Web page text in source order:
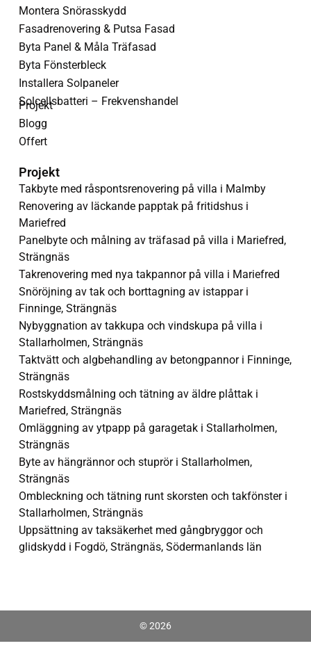
Montera Snörasskydd
Fasadrenovering & Putsa Fasad
Byta Panel & Måla Träfasad
Byta Fönsterbleck
Installera Solpaneler
Solcellsbatteri – Frekvenshandel
Projekt
Blogg
Offert
Projekt
Takbyte med råspontsrenovering på villa i Malmby
Renovering av läckande papptak på fritidshus i
Mariefred
Panelbyte och målning av träfasad på villa i Mariefred,
Strängnäs
Takrenovering med nya takpannor på villa i Mariefred
Snöröjning av tak och borttagning av istappar i
Finninge, Strängnäs
Nybyggnation av takkupa och vindskupa på villa i
Stallarholmen, Strängnäs
Taktvätt och algbehandling av betongpannor i Finninge,
Strängnäs
Rostskyddsmålning och tätning av äldre plåttak i
Mariefred, Strängnäs
Omläggning av ytpapp på garagetak i Stallarholmen,
Strängnäs
Byte av hängrännor och stuprör i Stallarholmen,
Strängnäs
Ombleckning och tätning runt skorsten och takfönster i
Stallarholmen, Strängnäs
Uppsättning av taksäkerhet med gångbryggor och
glidskydd i Fogdö, Strängnäs, Södermanlands län
© 2026